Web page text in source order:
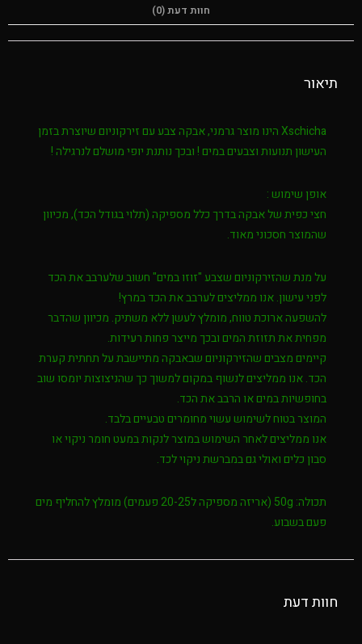
חוות דעת (0)
תיאור
Xschichaהינו מוצר גרמני, אבקה צבע עם זירקוניום שיוצרת בזמן
העישון תנועות וצבעים במים ! ובכך נותנת יופי מושלם לנרגילה !
אופן שימוש :
חצי כפית של אבקה בדרך כלל מספיקה (תלוי בגודל הכד), מכיוון
שהמוצר חסכוני מאוד.
על מנת שהזירקוניום שצבע "זוזו במים" חשוב שלערבב את הכד
לפני עישון. אנו ממליצים לערבב את הכד במרץ!
להשפעה ארוכת טווח, מומלץ לעשן ללא משתיק. מכיוון שהדבר
מפחית את תזוזת המים ובכך מייצר פחות רעידות.
קיימים מצבים שהזירקוניום שבאבקה מתיישבת על תחתית קערת
הכד. אנו ממליצים לנשוף במקום למשוך כך שהניצוצות יומסו שוב
בחופשיות במים או הרבב את הכד.
המוצר בטוח לשימוש עשוי מחומרים טבעיים בלבד.
אנו ממליצים לאחר השימוש במוצר לנקות במעט חומר ניקוי או
סבון כלים ואולי גם במברשת ניקוי לכד.
תכולה: 50g (אריזה מספיקה ל20-25 פעמים)
מומלץ להחליף מים
פעם בשבוע.
חוות דעת